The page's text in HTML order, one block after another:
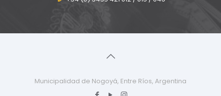
Municipalidad de Nogoyá, Entre Ríos, Argentina